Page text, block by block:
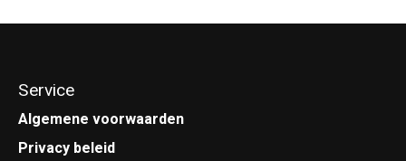
Service
Algemene voorwaarden
Privacy beleid